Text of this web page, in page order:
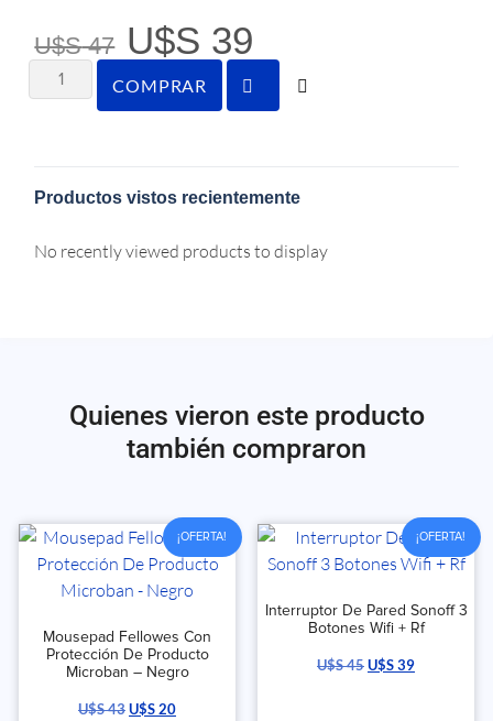
U$S47 U$S 39
COMPRAR
Productos vistos recientemente
No recently viewed products to display
Quienes vieron este producto
también compraron
¡OFERTA!
Mousepad Fellowes Con
Protección De Producto
Microban – Negro
U$S43U$S20
¡OFERTA!
Interruptor De Pared Sonoff 3
Botones Wifi + Rf
U$S45U$S39